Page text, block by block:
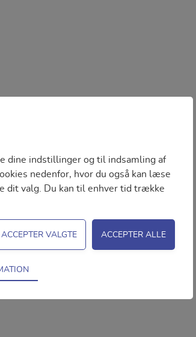
dine indstillinger og til indsamling af
nedenfor, hvor du også kan læse
dit valg. Du kan til enhver tid trække
funktioner som fx navigation,